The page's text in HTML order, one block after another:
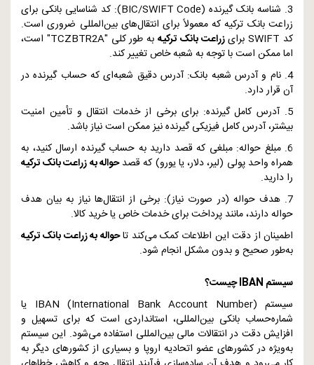
3. شناسه بانک گیرنده (
BIC/SWIFT Code): کد شناسایی بانکی برای
زراعت بانک ترکیه که معمولاً برای انتقال‌های بین‌المللی ضروری است.
کد SWIFTبرایزراعت بانک ترکیهبه طور کلی "TCZBTR2A" است،
اما ممکن است با توجه به شعبه خاص تغییر کند.
4. نام و آدرس شعبه بانک: آدرس دقیق شعبه‌ای که حساب گیرنده در
آن قرار دارد.
5. آدرس کامل گیرنده: برای برخی از خدمات انتقال و تأمین امنیت
بیشتر، آدرس کامل فیزیکی گیرنده نیز ممکن است نیاز باشد.
6. مبلغ حواله: مبلغی که قصد دارید به حساب گیرنده ارسال کنید، به
همراه واحد پولی (لیر، دلار، یا یورو) که قصدحواله به زراعت بانک ترکیه
را دارید.
7. هدف حواله (در صورت نیاز): برخی از انتقال‌ها نیاز به بیان هدف
حواله دارند، مانند پرداخت برای خدمات خاص یا خرید کالا.
اطمینان از دقت این اطلاعات کمک می‌کند تاحواله به زراعت بانک ترکیه
به‌طور صحیح و بدون مشکل انجام شود.
سیستم IBANچیست؟
سیستم IBAN (International Bank Account Number) یا
شماره‌حساب بانکی بین‌المللی، استانداردی است که برای تسهیل و
افزایش دقت در انتقالات مالی بین‌المللی استفاده می‌شود. این سیستم
به‌ویژه در کشورهای عضو اتحادیه اروپا و بسیاری از کشورهای دیگر به